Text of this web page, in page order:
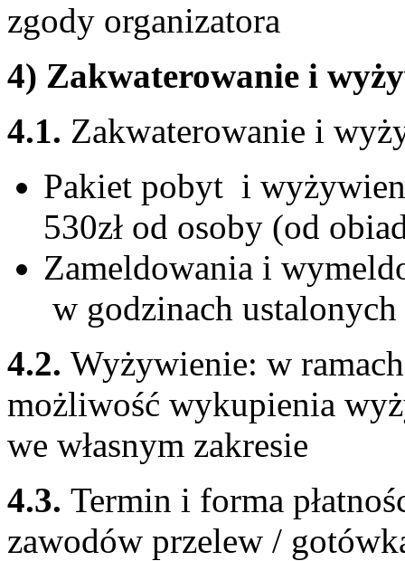
zgody organizatora
4) Zakwaterowanie i
4.1. Zakwaterowanie i
Pakiet pobyt i
530zł od osoby (od
Zameldowania i
w godzinach
4.2. Wyżywienie: w
możliwość wykupienia
we własnym zakresie
4.3. Termin i forma
zawodów przelew /